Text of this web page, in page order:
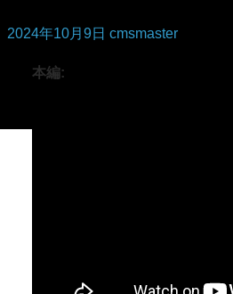
2024年10月9日 cmsmaster
本編: